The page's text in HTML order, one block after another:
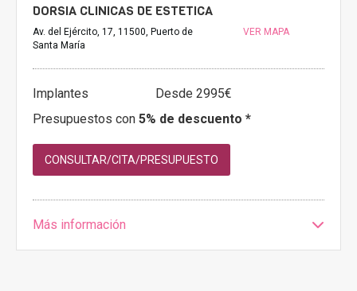
DORSIA CLINICAS DE ESTETICA
Av. del Ejército, 17, 11500, Puerto de
Santa María
VER MAPA
Implantes
Desde 2995€
Presupuestos con 5% de descuento *
CONSULTAR/CITA/PRESUPUESTO
Más información